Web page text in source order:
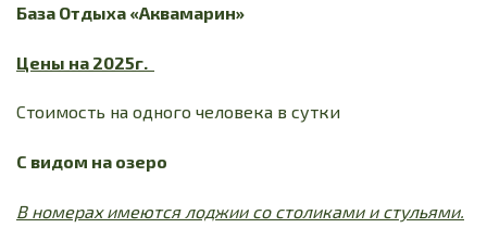
База Отдыха «Аквамарин»
Цены на 2025г.
Стоимость на одного человека в сутки
С видом на озеро
В номерах имеются лоджии со столиками и стульями.